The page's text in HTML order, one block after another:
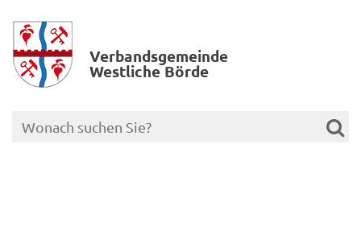
Verbands­gemeinde
Westliche Börde